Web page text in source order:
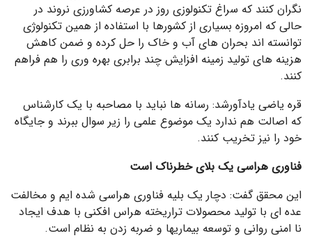
نگران کنند که سراغ تکنولوزی روز در عرصه کشاورزی نروند در
حالی که امروزه بسیاری از کشورها با استفاده از همین تکنولوژی
توانسته اند بحران های آب و خاک را حل کرده و ضمن کاهش
هزینه های تولید زمینه افزایش چند برابری بهره وری را هم فراهم
کنند.
قره یاضی یادآورشد: رسانه ها نباید با مصاحبه با یک کارشناس
که اصالت هم ندارد یک موضوع علمی را زیر سوال ببرند و جایگاه
خود را نیز تخریب کنند.
فناوری هراسی یک بلای خطرناک است
این محقق گفت: دچار یک بلیه فناوری هراسی شده ایم و مخالفت
عده ای با تولید محصولات تراریخته هراس افکنی با هدف ایجاد
نا امنی روانی و توسعه بیماریها و ضربه زدن به نظام است.